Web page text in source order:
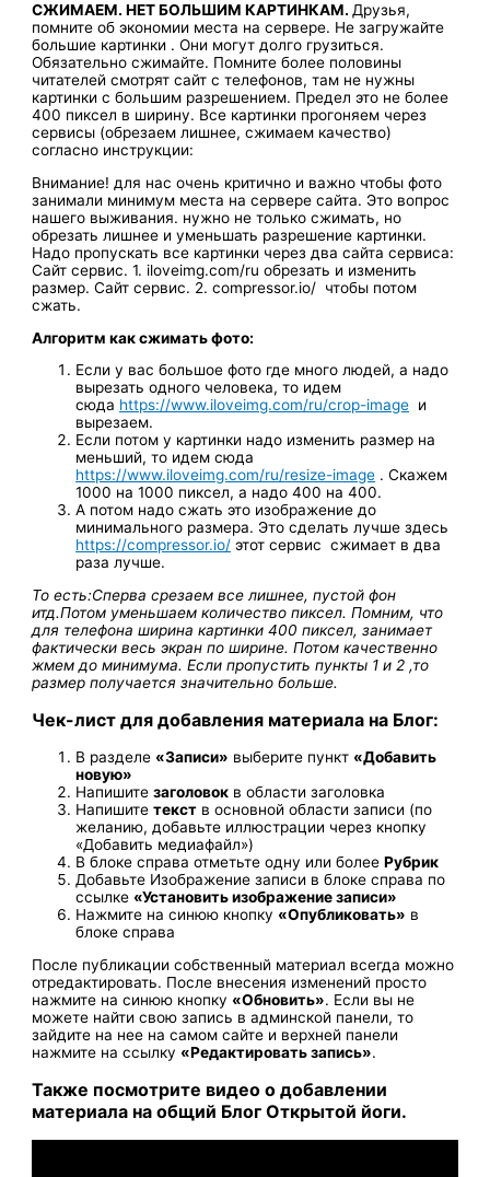
СЖИМАЕМ. НЕТ БОЛЬШИМ КАРТИНКАМ.Друзья,
помните об экономии места на сервере. Не загружайте
большие картинки . Они могут долго грузиться.
Обязательно сжимайте. Помните более половины
читателей смотрят сайт с телефонов, там не нужны
картинки с большим разрешением. Предел это не более
400 пиксел в ширину. Все картинки прогоняем через
сервисы (обрезаем лишнее, сжимаем качество)
согласно инструкции:
Внимание! для нас очень критично и важно чтобы фото
занимали минимум места на сервере сайта. Это вопрос
нашего выживания. нужно не только сжимать, но
обрезать лишнее и уменьшать разрешение картинки.
Надо пропускать все картинки через два сайта сервиса:
Сайт сервис. 1. iloveimg.com/ru обрезать и изменить
размер. Сайт сервис. 2. compressor.io/ чтобы потом
сжать.
Алгоритм как сжимать фото:
Если у вас большое фото где много людей, а надо
вырезать одного человека, то идем
сюда https://www.iloveimg.com/ru/crop-image и
вырезаем.
Если потом у картинки надо изменить размер на
меньший, то идем сюда
https://www.iloveimg.com/ru/resize-image . Скажем
1000 на 1000 пиксел, а надо 400 на 400.
А потом надо сжать это изображение до
минимального размера. Это сделать лучше здесь
https://compressor.io/ этот сервис сжимает в два
раза лучше.
То есть:Сперва срезаем все лишнее, пустой фон
итд.Потом уменьшаем количество пиксел. Помним, что
для телефона ширина картинки 400 пиксел, занимает
фактически весь экран по ширине. Потом качественно
жмем до минимума. Если пропустить пункты 1 и 2 ,то
размер получается значительно больше.
Чек-лист для добавления материала на Блог:
В разделе «Записи» выберите пункт «Добавить
новую»
Напишитезаголовок в области заголовка
Напишитетекст в основной области записи (по
желанию, добавьте иллюстрации через кнопку
«Добавить медиафайл»)
В блоке справа отметьте одну или болееРубрик
Добавьте Изображение записи в блоке справа по
ссылке «Установить изображение записи»
Нажмите на синюю кнопку «Опубликовать» в
блоке справа
После публикации собственный материал всегда можно
отредактировать. После внесения изменений просто
нажмите на синюю кнопку «Обновить». Если вы не
можете найти свою запись в админской панели, то
зайдите на нее на самом сайте и верхней панели
нажмите на ссылку «Редактировать запись».
Также посмотрите видео о добавлении
материала на общий Блог Открытой йоги.